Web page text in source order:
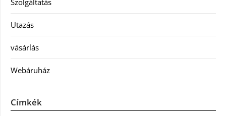
Utazás
vásárlás
Webáruház
Címkék